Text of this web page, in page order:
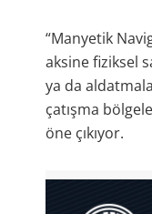
“Manyetik
aksine fiziksel
ya da
çatışma
öne çıkıyor.